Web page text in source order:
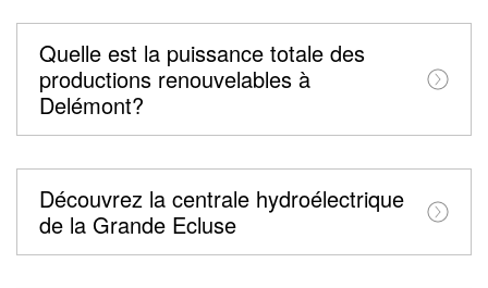
Quelle est la puissance totale des
productions renouvelables à
Delémont?
Découvrez la centrale hydroélectrique
de la Grande Ecluse